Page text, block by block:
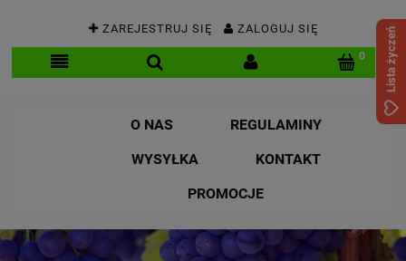
ZAREJESTRUJ SIĘ ZALOGUJ SIĘ
O NAS
REGULAMINY
WYSYŁKA
KONTAKT
PROMOCJE
Lista życzeń